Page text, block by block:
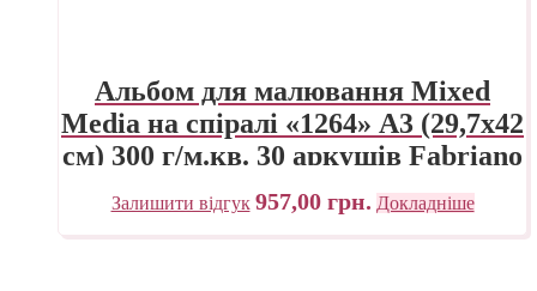
Альбом для малювання Mixed
Media на спіралі «1264» А3 (29,7х42
см) 300 г/м.кв. 30 аркушів Fabriano
Залишити відгук 957,00 грн. Докладніше